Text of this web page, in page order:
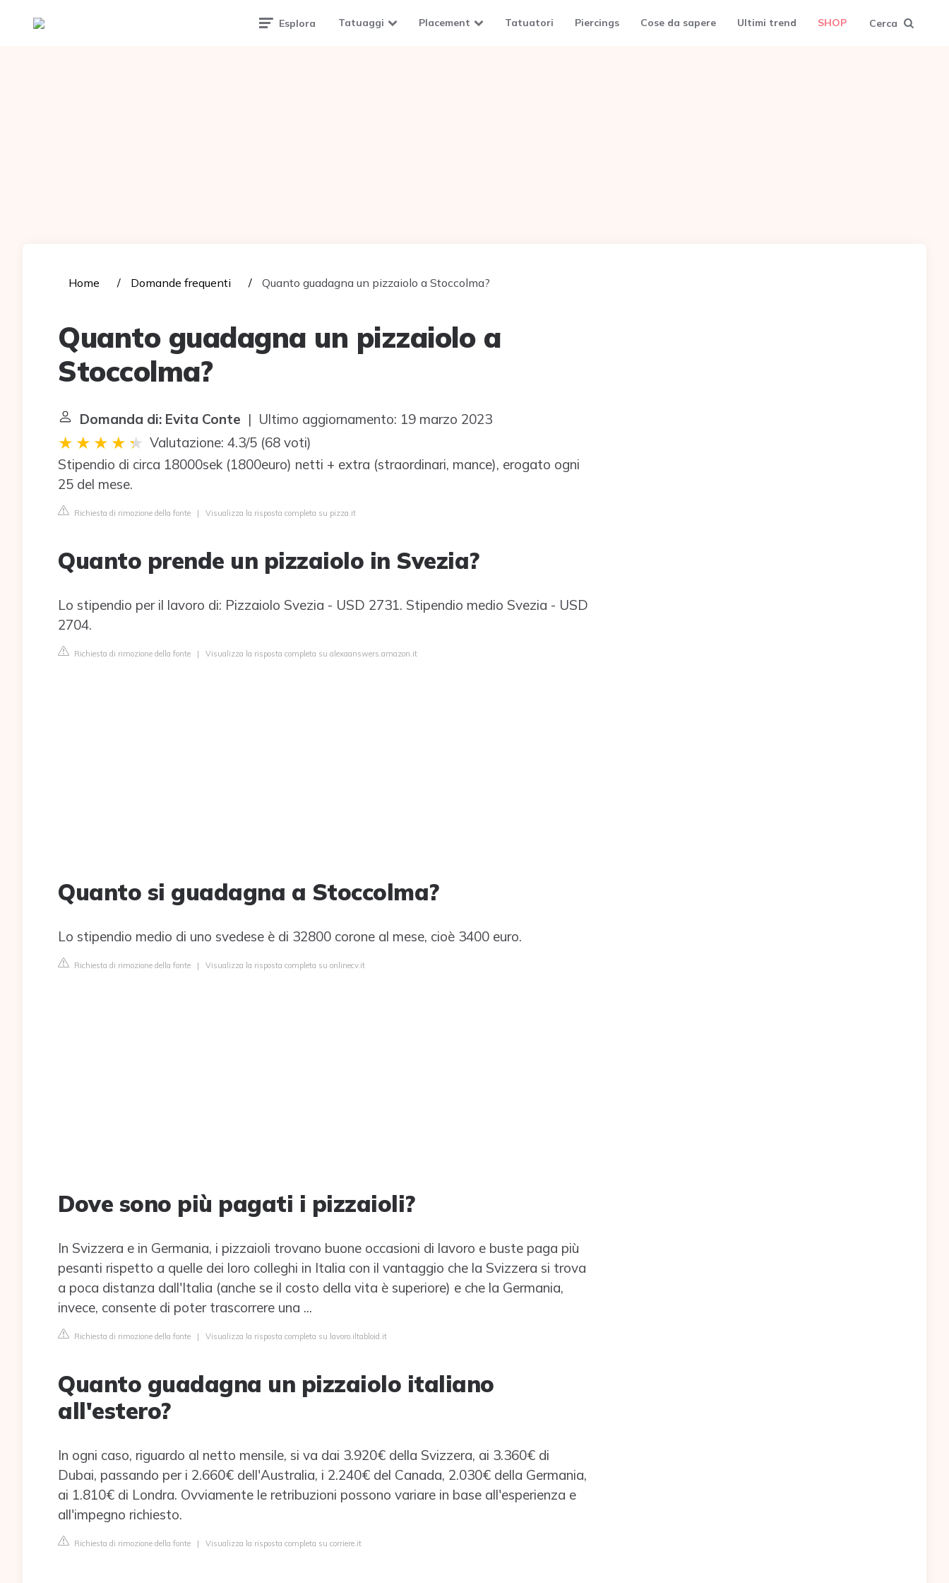
Tattoomuse.it Esplora Tatuaggi Placement Tatuatori Piercings Cose da sapere Ultimi trend SHOP Cerca
Home Domande frequenti Quanto guadagna un pizzaiolo a Stoccolma?
Quanto guadagna un pizzaiolo a
Stoccolma?
Domanda di: Evita Conte | Ultimo aggiornamento: 19 marzo 2023
Valutazione: 4.3/5 (68 voti)
Stipendio di circa 18000sek (1800euro) netti + extra (straordinari, mance), erogato ogni
25 del mese.
Richiesta di rimozione della fonte | Visualizza la risposta completa su pizza.it
Quanto prende un pizzaiolo in Svezia?
Lo stipendio per il lavoro di: Pizzaiolo Svezia - USD 2731. Stipendio medio Svezia - USD
2704.
Richiesta di rimozione della fonte | Visualizza la risposta completa su alexaanswers.amazon.it
Quanto si guadagna a Stoccolma?
Lo stipendio medio di uno svedese è di 32800 corone al mese, cioè 3400 euro.
Richiesta di rimozione della fonte | Visualizza la risposta completa su onlinecv.it
Dove sono più pagati i pizzaioli?
In Svizzera e in Germania, i pizzaioli trovano buone occasioni di lavoro e buste paga più
pesanti rispetto a quelle dei loro colleghi in Italia con il vantaggio che la Svizzera si trova
a poca distanza dall'Italia (anche se il costo della vita è superiore) e che la Germania,
invece, consente di poter trascorrere una ...
Richiesta di rimozione della fonte | Visualizza la risposta completa su lavoro.iltabloid.it
Quanto guadagna un pizzaiolo italiano
all'estero?
In ogni caso, riguardo al netto mensile, si va dai 3.920€ della Svizzera, ai 3.360€ di
Dubai, passando per i 2.660€ dell'Australia, i 2.240€ del Canada, 2.030€ della Germania,
ai 1.810€ di Londra. Ovviamente le retribuzioni possono variare in base all'esperienza e
all'impegno richiesto.
Richiesta di rimozione della fonte | Visualizza la risposta completa su corriere.it